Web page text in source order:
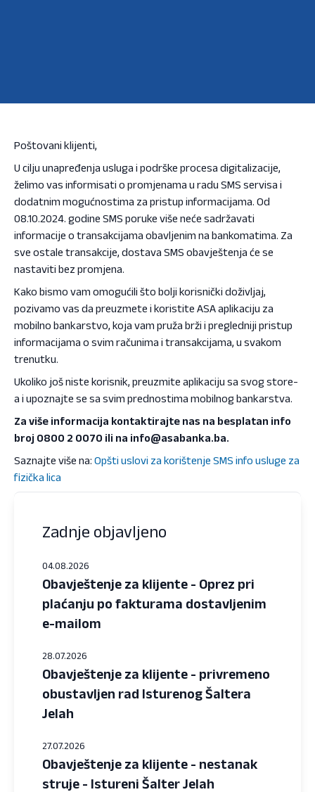
Poštovani klijenti,
U cilju unapređenja usluga i podrške procesa digitalizacije,
želimo vas informisati o promjenama u radu SMS servisa i
dodatnim mogućnostima za pristup informacijama. Od
08.10.2024. godine SMS poruke više neće sadržavati
informacije o transakcijama obavljenim na bankomatima. Za
sve ostale transakcije, dostava SMS obavještenja će se
nastaviti bez promjena.
Kako bismo vam omogućili što bolji korisnički doživljaj,
pozivamo vas da preuzmete i koristite ASA aplikaciju za
mobilno bankarstvo, koja vam pruža brži i pregledniji pristup
informacijama o svim računima i transakcijama, u svakom
trenutku.
Ukoliko još niste korisnik, preuzmite aplikaciju sa svog store-
a i upoznajte se sa svim prednostima mobilnog bankarstva.
Za više informacija kontaktirajte nas na besplatan info
broj 0800 2 0070 ili na info@asabanka.ba.
Saznajte više na: Opšti uslovi za korištenje SMS info usluge za
fizička lica
Zadnje objavljeno
04.08.2026
Obavještenje za klijente - Oprez pri
plaćanju po fakturama dostavljenim
e-mailom
28.07.2026
Obavještenje za klijente - privremeno
obustavljen rad Isturenog Šaltera
Jelah
27.07.2026
Obavještenje za klijente - nestanak
struje - Istureni Šalter Jelah